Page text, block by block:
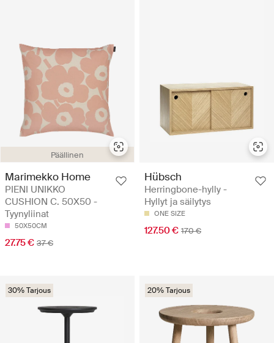
Päällinen
Marimekko Home
PIENI UNIKKO
CUSHION C. 50X50 -
Tyynyliinat
50X50CM
27.75 € 37 €
Hübsch
Herringbone-hylly -
Hyllyt ja säilytys
ONE SIZE
127.50 € 170 €
30% Tarjous 20% Tarjous